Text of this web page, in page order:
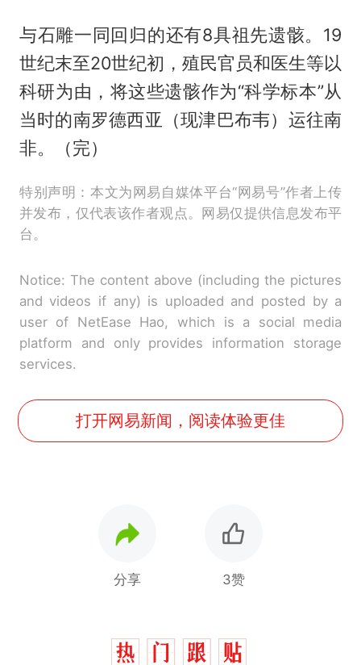
与石雕一同回归的还有8具祖先遗骸。19
世纪末至20世纪初，殖民官员和医生等以
科研为由，将这些遗骸作为“科学标本”从
当时的南罗德西亚（现津巴布韦）运往南
非。（完）
特别声明：本文为网易自媒体平台“网易号”作者上传
并发布，仅代表该作者观点。网易仅提供信息发布平
台。
Notice: The content above (including the pictures
and videos if any) is uploaded and posted by a
user of NetEase Hao, which is a social media
platform and only provides information storage
services.
打开网易新闻，阅读体验更佳
分享 3赞